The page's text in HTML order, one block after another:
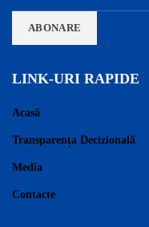
LINK-URI RAPIDE
Acasă
Transparența Decizională
Media
Contacte